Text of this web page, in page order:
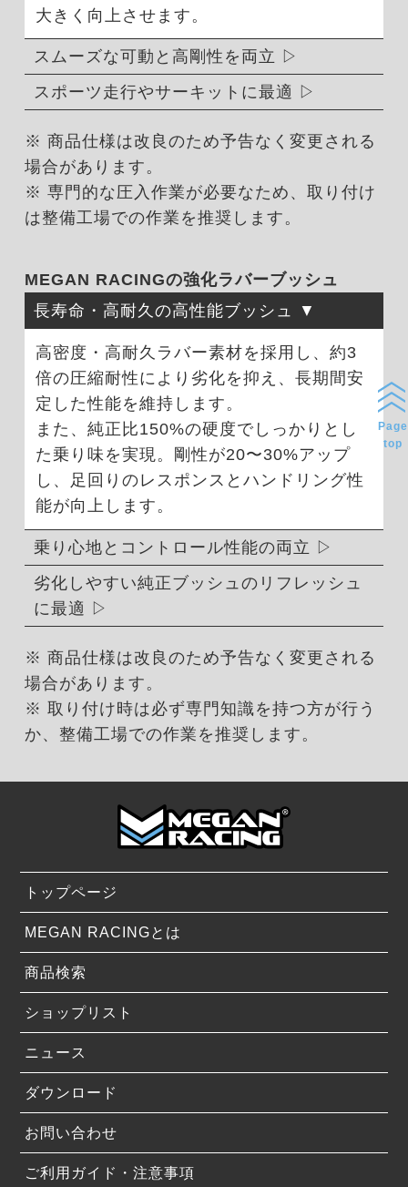
大きく向上させます。
スムーズな可動と高剛性を両立
スポーツ走行やサーキットに最適
※ 商品仕様は改良のため予告なく変更される
場合があります。
※ 専門的な圧入作業が必要なため、取り付け
は整備工場での作業を推奨します。
MEGAN RACINGの強化ラバーブッシュ
長寿命・高耐久の高性能ブッシュ
高密度・高耐久ラバー素材を採用し、約3
倍の圧縮耐性により劣化を抑え、長期間安
定した性能を維持します。
また、純正比150%の硬度でしっかりとし
た乗り味を実現。剛性が20〜30%アップ
し、足回りのレスポンスとハンドリング性
能が向上します。
乗り心地とコントロール性能の両立
劣化しやすい純正ブッシュのリフレッシュ
に最適
※ 商品仕様は改良のため予告なく変更される
場合があります。
※ 取り付け時は必ず専門知識を持つ方が行う
か、整備工場での作業を推奨します。
トップページ
MEGAN RACINGとは
商品検索
ショップリスト
ニュース
ダウンロード
お問い合わせ
ご利用ガイド・注意事項
Page
top